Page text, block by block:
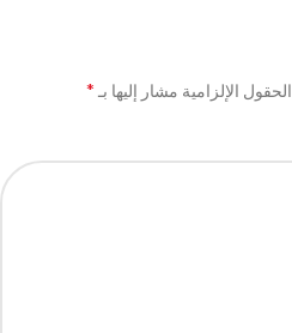
الحقول الإلزامية مشار إليها بـ *